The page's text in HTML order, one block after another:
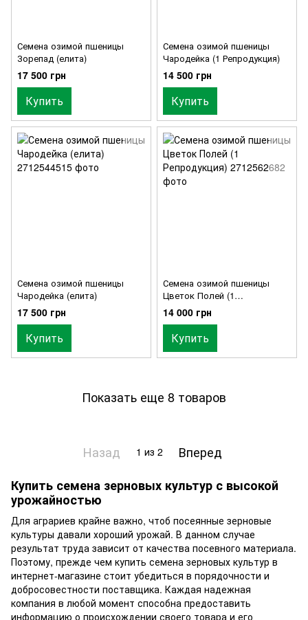
Семена озимой пшеницы
Зорепад (елита)
17 500 грн
Купить
Семена озимой пшеницы
Чародейка (1 Репродукция)
14 500 грн
Купить
Семена озимой пшеницы
Чародейка (елита)
17 500 грн
Купить
Семена озимой пшеницы
Цветок Полей (1
Репродукция)
14 000 грн
Купить
Показать еще 8 товаров
Назад 1 из 2
Вперед
Купить семена зерновых культур с высокой
урожайностью
Для аграриев крайне важно, чтоб посеянные зерновые
культуры давали хороший урожай. В данном случае
результат труда зависит от качества посевного материала.
Поэтому, прежде чем купить семена зерновых культур в
интернет-магазине стоит убедиться в порядочности и
добросовестности поставщика. Каждая надежная
компания в любой момент способна предоставить
информацию о происхождении своего товара и его